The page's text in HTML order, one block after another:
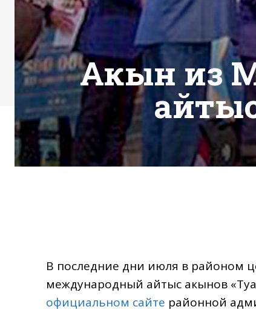
Акын из
В последние дни июля в районом
международный айтыс акынов
официальном сайте районной